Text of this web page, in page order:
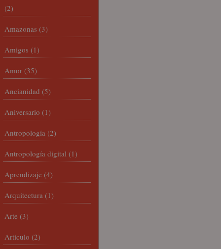
(2)
Amazonas (3)
Amigos (1)
Amor (35)
Ancianidad (5)
Aniversario (1)
Antropología (2)
Antropología digital (1)
Aprendizaje (4)
Arquitectura (1)
Arte (3)
Artículo (2)